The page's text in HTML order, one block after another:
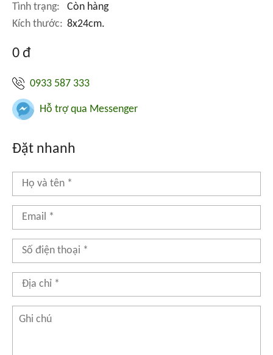
Tình trạng:
Còn hàng
Kích thước: 8x24cm.
0 đ
0933 587 333
Hỗ trợ qua Messenger
Đặt nhanh